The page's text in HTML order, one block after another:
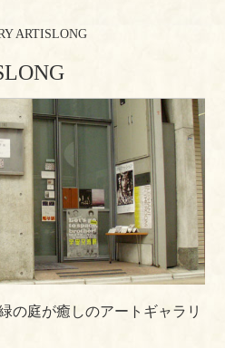
ARTISLONG
の庭が癒しのアートギャラリ